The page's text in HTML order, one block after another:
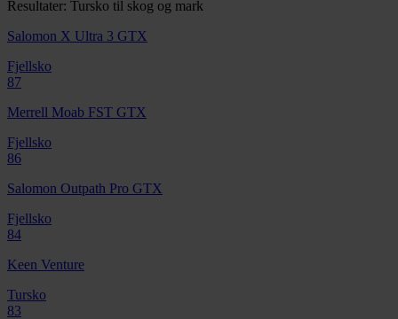
Resultater: Tursko til skog og mark
Salomon X Ultra 3 GTX
Fjellsko
87
Merrell Moab FST GTX
Fjellsko
86
Salomon Outpath Pro GTX
Fjellsko
84
Keen Venture
Tursko
83